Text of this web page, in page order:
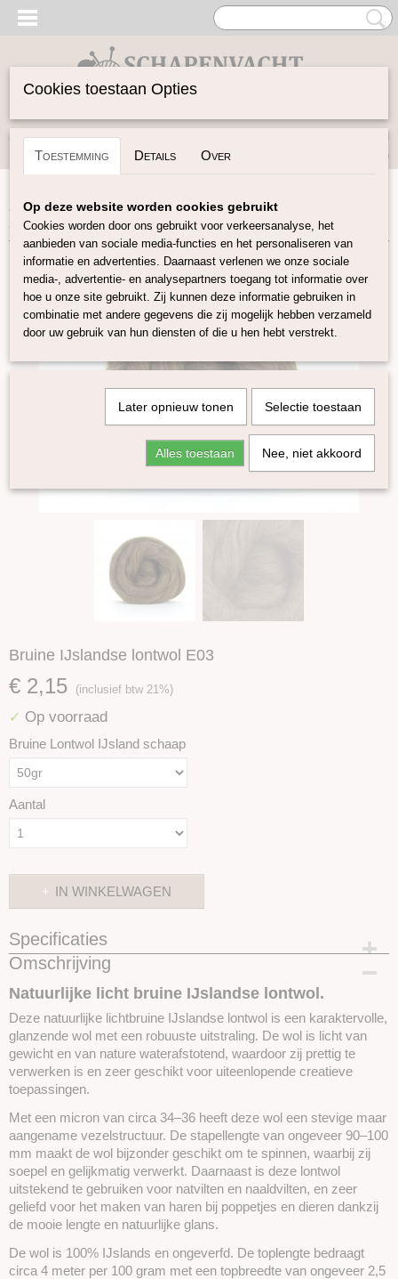
Inloggen Registreren
(0)
Home>Spinwol>Lontwol Natuurlijke kleuren
IJslandse lontwol E03
Bruine IJslandse lontwol E03
€ 2,15 (inclusief btw 21%)
✓ Op voorraad
Bruine Lontwol IJsland schaap
Aantal
IN WINKELWAGEN
Specificaties
Productcode
Omschrijving
Natuurlijke licht bruine IJslandse lontwol.
Deze natuurlijke lichtbruine IJslandse lontwol is een karaktervolle,
glanzende wol met een robuuste uitstraling. De wol is licht van
gewicht en van nature waterafstotend, waardoor zij prettig te
verwerken is en zeer geschikt voor uiteenlopende creatieve
toepassingen.
Met een micron van circa 34–36 heeft deze wol een stevige maar
aangename vezelstructuur. De stapellengte van ongeveer 90–100
mm maakt de wol bijzonder geschikt om te spinnen, waarbij zij
soepel en gelijkmatig verwerkt. Daarnaast is deze lontwol
uitstekend te gebruiken voor natvilten en naaldvilten, en zeer
geliefd voor het maken van haren bij poppetjes en dieren dankzij
de mooie lengte en natuurlijke glans.
De wol is 100% IJslands en ongeverfd. De toplengte bedraagt
circa 4 meter per 100 gram met een topbreedte van ongeveer 2,5
Cookies toestaan Opties
Toestemming Details Over
Op deze website worden cookies gebruikt
Cookies worden door ons gebruikt voor verkeersanalyse, het
aanbieden van sociale media-functies en het personaliseren van
informatie en advertenties. Daarnaast verlenen we onze sociale
media-, advertentie- en analysepartners toegang tot informatie over
hoe u onze site gebruikt. Zij kunnen deze informatie gebruiken in
combinatie met andere gegevens die zij mogelijk hebben verzameld
door uw gebruik van hun diensten of die u hen hebt verstrekt.
Later opnieuw tonen Selectie toestaan
Alles toestaan Nee, niet akkoord